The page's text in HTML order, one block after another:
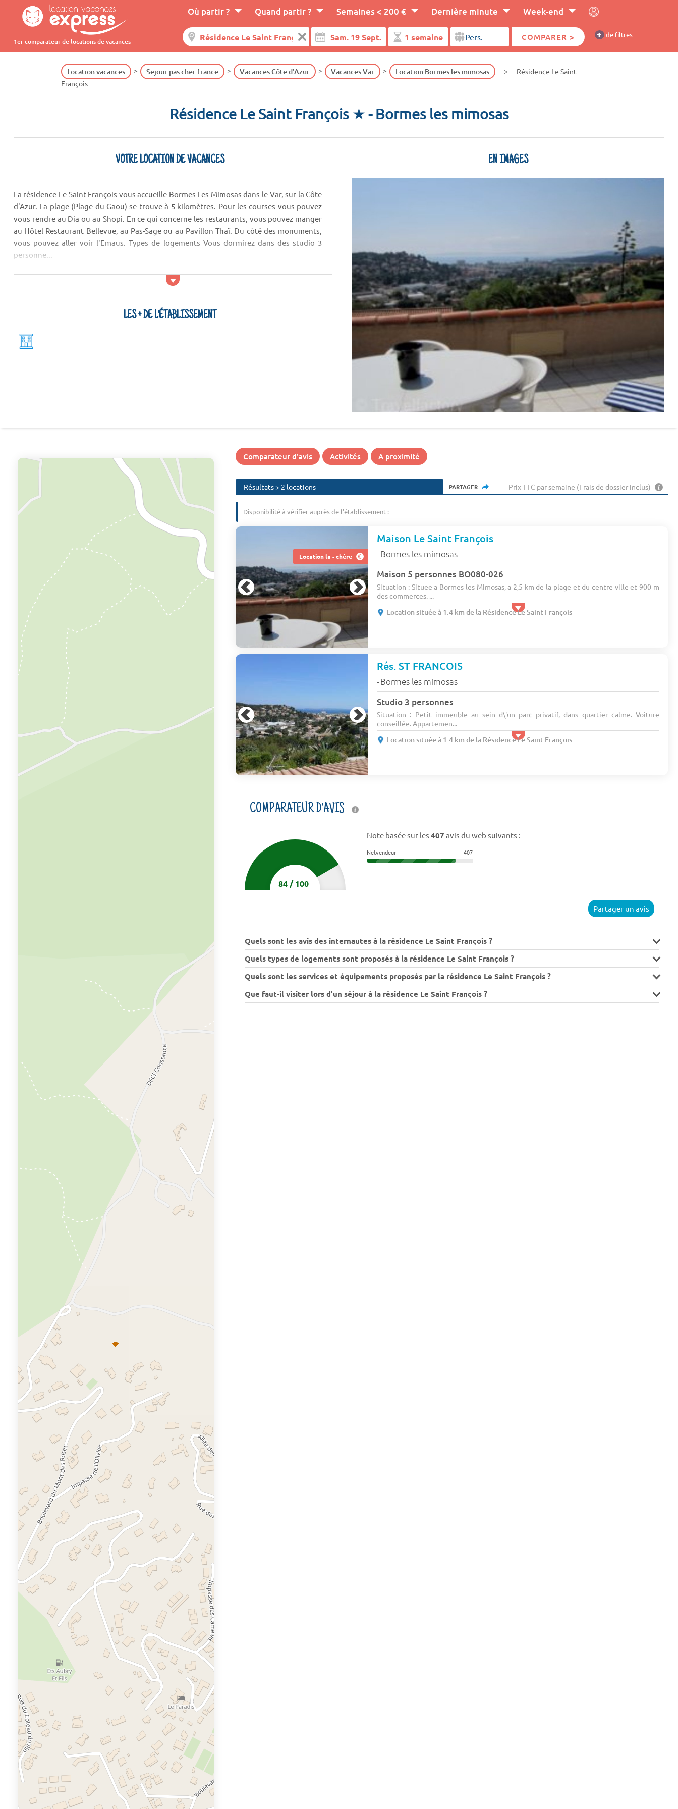
1er comparateur de locations de vacances
Où partir ? Quand partir ? Semaines < 200 € Dernière minute Week-end
COMPARER > + de filtres
Location vacances Sejour pas cher france Vacances Côte d'Azur Vacances Var Location Bormes les mimosas
Résidence Le Saint
François
Résidence Le Saint François ★- Bormes les mimosas
VOTRE LOCATION DE VACANCES
La résidence Le Saint François vous accueille Bormes Les Mimosas dans le Var, sur la Côte
d'Azur. La plage (Plage du Gaou) se trouve à 5 kilomètres. Pour les courses vous pouvez
vous rendre au Dia ou au Shopi. En ce qui concerne les restaurants, vous pouvez manger
au Hôtel Restaurant Bellevue, au Pas-Sage ou au Pavillon Thaï. Du côté des monuments,
vous pouvez aller voir l'Emaus. Types de logements Vous dormirez dans des studio 3
personne...
LES + DE L'ÉTABLISSEMENT
EN IMAGES
Comparateur d'avis Activités A proximité
Résultats > 2 locations PARTAGER Prix TTC par semaine (Frais de dossier inclus)
Disponibilité à vérifier auprès de l'établissement :
Location la - chère
Maison Le Saint François
- Bormes les mimosas
Maison 5 personnes BO080-026
Situation : Situee a Bormes les Mimosas, a 2,5 km de la plage et du centre ville et 900 m
des commerces. ...
Location située à 1.4 km de la Résidence Le Saint François
Rés. ST FRANCOIS
- Bormes les mimosas
Studio 3 personnes
Situation : Petit immeuble au sein d\'un parc privatif, dans quartier calme. Voiture
conseillée. Appartemen...
Location située à 1.4 km de la Résidence Le Saint François
COMPARATEUR D'AVIS
84 /100
Note basée sur les407 avis du web suivants :
Netvendeur 407
Partager un avis
Quels sont les avis des internautes à la résidence Le Saint François ?
Quels types de logements sont proposés à la résidence Le Saint François ?
Quels sont les services et équipements proposés par la résidence Le Saint François ?
Que faut-il visiter lors d’un séjour à la résidence Le Saint François ?